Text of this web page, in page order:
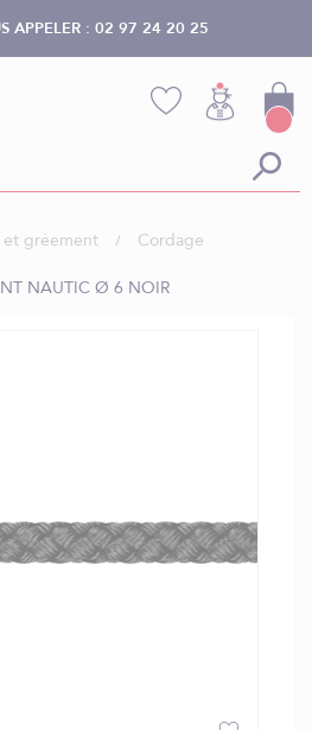
APPELER : 02 97 24 20 25
et gréement
Cordage
NAUTIC Ø 6 NOIR